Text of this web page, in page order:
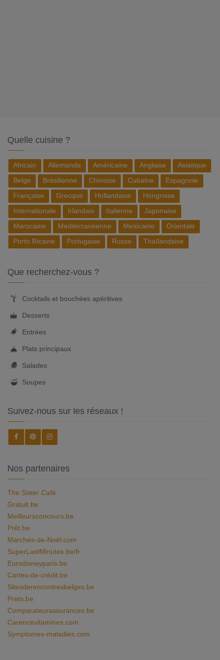
Quelle cuisine ?
Africain Allemande Américaine Anglaise
Asiatique
Belge
Brésilienne Chinoise Cubaine
Espagnole
Française
Grecque Hollandaise
Hongroise
Internationale
Irlandais Italienne
Japonaise
Marocaine
Mediterranéenne Mexicaine
Orientale
Porto Ricaine
Portugaise Russe Thaïlandaise
Que recherchez-vous ?
Cocktails et bouchées apéritives
Desserts
Entrées
Plats principaux
Salades
Soupes
Suivez-nous sur les réseaux !
Nos partenaires
The Sister Café
Gratuit.be
Meilleursconcours.be
Prêt.be
Marchés-de-Noël.com
SuperLastMinutes.be/fr
Eurodisneyparis.be
Cartes-de-crédit.be
Sitesderencontresbelges.be
Prets.be
Comparateurassurances.be
Carencevitamines.com
Symptomes-maladies.com